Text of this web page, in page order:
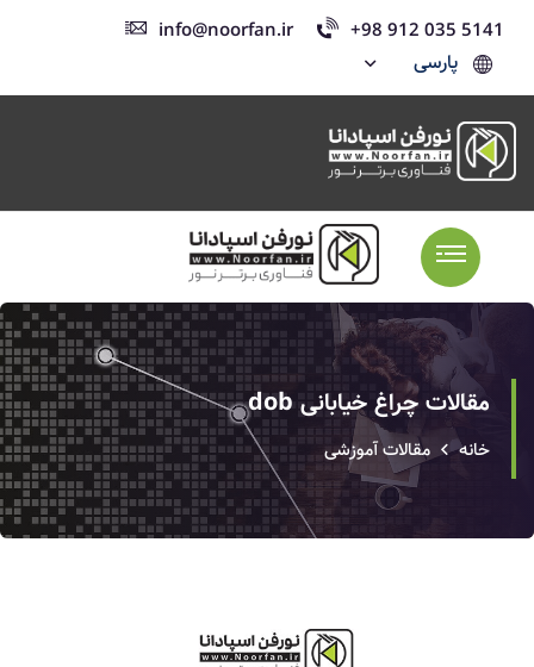
+98 912 035 5141
info@noorfan.ir
پارسی
مقالات چراغ خیابانی dob
خانه مقالات آموزشی